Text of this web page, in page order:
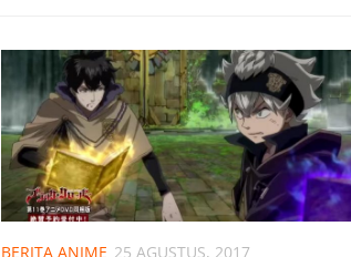
BERITA ANIME 25 AGUSTUS, 2017